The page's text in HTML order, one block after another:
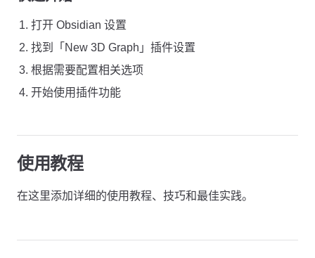
打开 Obsidian 设置
找到「New 3D Graph」插件设置
根据需要配置相关选项
开始使用插件功能
使用教程
在这里添加详细的使用教程、技巧和最佳实践。